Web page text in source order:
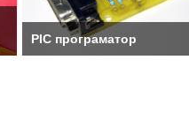
PIC програматор